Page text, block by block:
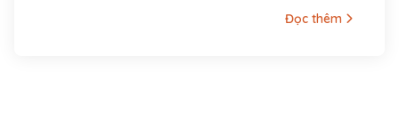
Cẩm Trướng (còn có tên khác là xã Cẩm Cầu)
Đọc thêm